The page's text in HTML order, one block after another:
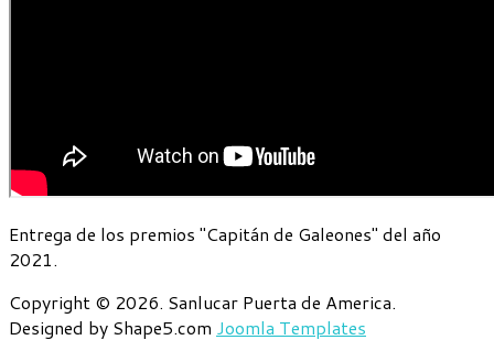
Entrega de los premios "Capitán de Galeones" del año
2021.
Copyright © 2026. Sanlucar Puerta de America.
Designed by Shape5.com Joomla Templates